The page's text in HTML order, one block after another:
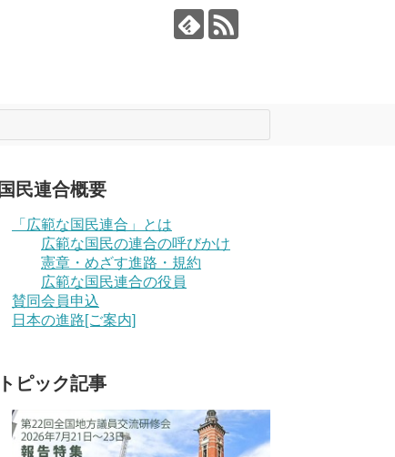
国民連合概要
「広範な国民連合」とは
広範な国民の連合の呼びかけ
憲章・めざす進路・規約
広範な国民連合の役員
賛同会員申込
日本の進路[ご案内]
トピック記事